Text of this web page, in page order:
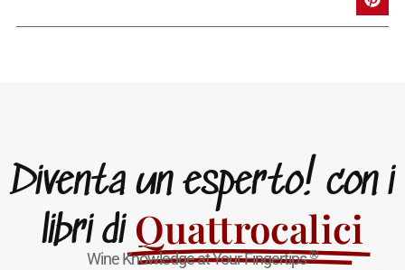
Diventa un esperto! con i
libri di Quattrocalici
Wine Knowledge at Your Fingertips®